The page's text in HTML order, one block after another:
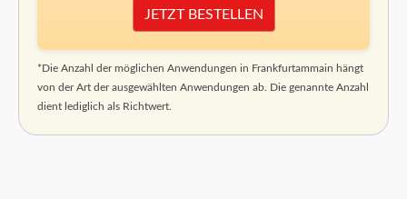
JETZT BESTELLEN
*Die Anzahl der möglichen Anwendungen in Frankfurtammain hängt
von der Art der ausgewählten Anwendungen ab. Die genannte Anzahl
dient lediglich als Richtwert.